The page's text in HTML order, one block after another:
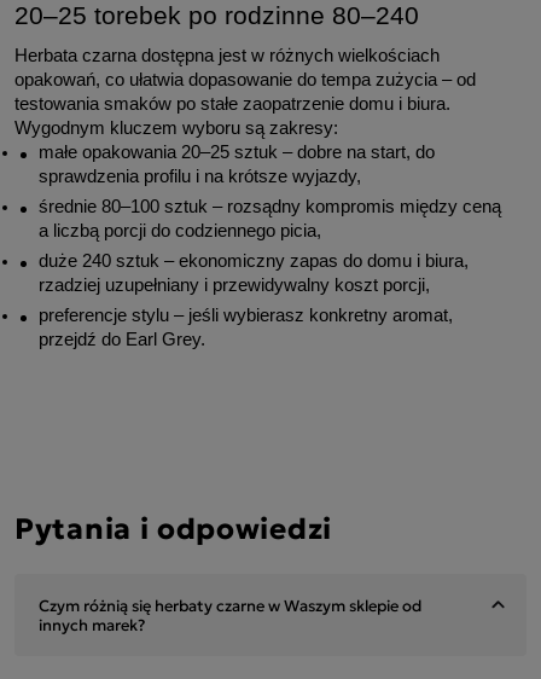
20–25 torebek po rodzinne 80–240
Herbata czarna dostępna jest w różnych wielkościach
opakowań, co ułatwia dopasowanie do tempa zużycia – od
testowania smaków po stałe zaopatrzenie domu i biura.
Wygodnym kluczem wyboru są zakresy:
małe opakowania 20–25 sztuk – dobre na start, do
sprawdzenia profilu i na krótsze wyjazdy,
średnie 80–100 sztuk – rozsądny kompromis między ceną
a liczbą porcji do codziennego picia,
duże 240 sztuk – ekonomiczny zapas do domu i biura,
rzadziej uzupełniany i przewidywalny koszt porcji,
preferencje stylu – jeśli wybierasz konkretny aromat,
przejdź do Earl Grey.
Pytania i odpowiedzi
Czym różnią się herbaty czarne w Waszym sklepie od
innych marek?